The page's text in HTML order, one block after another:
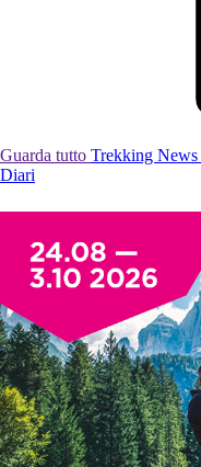
Guarda tutto Trekking News
Diari